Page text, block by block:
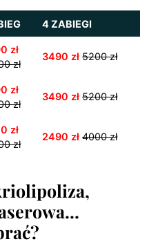
4 ZABIEGI
zł
zł
3490 zł 5200 zł
zł
zł
3490 zł 5200 zł
zł
zł
2490 zł 4000 zł